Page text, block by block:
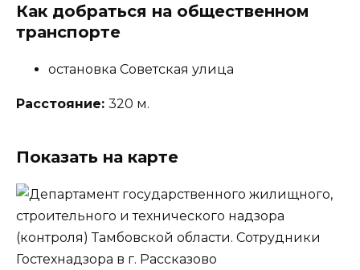
Как добраться на общественном
транспорте
остановка Советская улица
Расстояние: 320 м.
Показать на карте